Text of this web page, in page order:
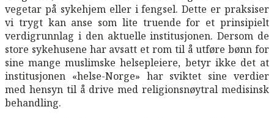
vegetar på sykehjem eller i fengsel. Dette er praksiser
vi trygt kan anse som lite truende for et prinsipielt
verdigrunnlag i den aktuelle institusjonen. Dersom de
store sykehusene har avsatt et rom til å utføre bønn for
sine mange muslimske helsepleiere, betyr ikke det at
institusjonen «helse-Norge» har sviktet sine verdier
med hensyn til å drive med religionsnøytral medisinsk
behandling.